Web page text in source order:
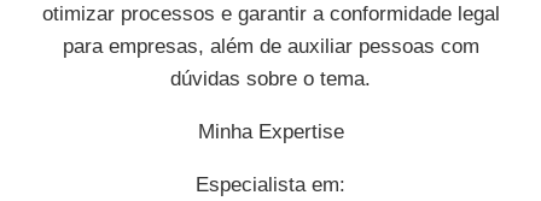
otimizar processos e garantir a conformidade legal
para empresas, além de auxiliar pessoas com
dúvidas sobre o tema.
Minha Expertise
Especialista em: